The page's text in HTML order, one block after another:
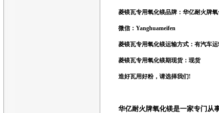
菱镁瓦专用氧化镁品牌 ：华亿耐火牌
微信：Yanghuameifen
菱镁瓦专用氧化镁运输方式 ：有汽车
菱镁瓦专用氧化镁期现货：现货
造好瓦用好粉，请选择我们!
华亿耐火牌氧化镁是一家专门从